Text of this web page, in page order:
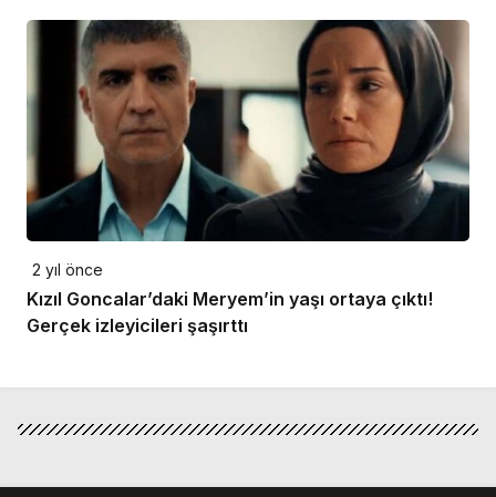
2 yıl önce
Kızıl Goncalar’daki Meryem’in yaşı ortaya çıktı!
Gerçek izleyicileri şaşırttı